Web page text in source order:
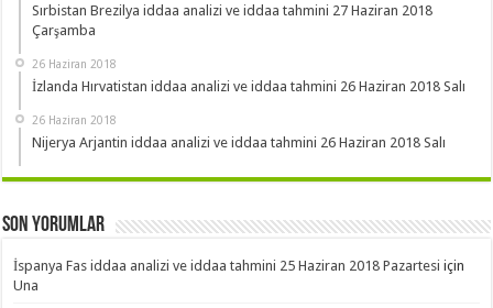
Sırbistan Brezilya iddaa analizi ve iddaa tahmini 27 Haziran 2018
Çarşamba
26 Haziran 2018
İzlanda Hırvatistan iddaa analizi ve iddaa tahmini 26 Haziran 2018 Salı
26 Haziran 2018
Nijerya Arjantin iddaa analizi ve iddaa tahmini 26 Haziran 2018 Salı
Son Yorumlar
İspanya Fas iddaa analizi ve iddaa tahmini 25 Haziran 2018 Pazartesi için
Una